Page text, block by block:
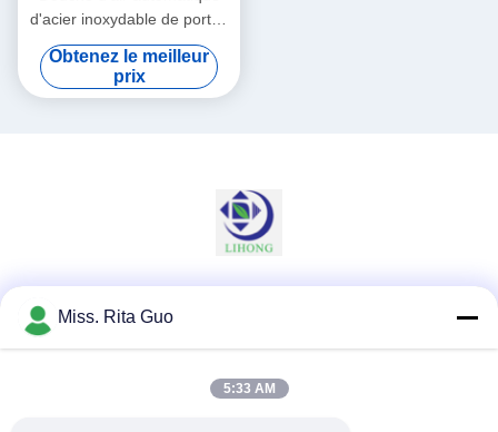
d'acier inoxydable de portes
coulissantes pour des
marchandises avec le
Cabinet de la largeur
Obtenez le meilleur
prix
Les réseaux sociaux
Miss. Rita Guo
5:33 AM